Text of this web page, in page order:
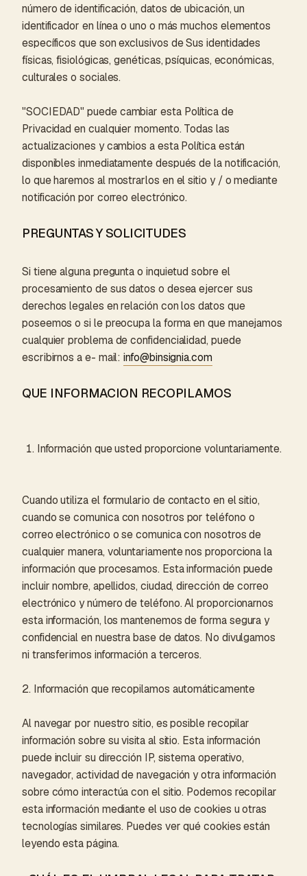
número de identificación, datos de ubicación, un
identificador en línea o uno o más muchos elementos
específicos que son exclusivos de Sus identidades
físicas, fisiológicas, genéticas, psíquicas, económicas,
culturales o sociales.
"SOCIEDAD" puede cambiar esta Política de
Privacidad en cualquier momento. Todas las
actualizaciones y cambios a esta Política están
disponibles inmediatamente después de la notificación,
lo que haremos al mostrarlos en el sitio y / o mediante
notificación por correo electrónico.
PREGUNTAS Y SOLICITUDES
Si tiene alguna pregunta o inquietud sobre el
procesamiento de sus datos o desea ejercer sus
derechos legales en relación con los datos que
poseemos o si le preocupa la forma en que manejamos
cualquier problema de confidencialidad, puede
escribirnos a e- mail:info@binsignia.com
QUE INFORMACION RECOPILAMOS
Información que usted proporcione voluntariamente.
Cuando utiliza el formulario de contacto en el sitio,
cuando se comunica con nosotros por teléfono o
correo electrónico o se comunica con nosotros de
cualquier manera, voluntariamente nos proporciona la
información que procesamos. Esta información puede
incluir nombre, apellidos, ciudad, dirección de correo
electrónico y número de teléfono. Al proporcionarnos
esta información, los mantenemos de forma segura y
confidencial en nuestra base de datos. No divulgamos
ni transferimos información a terceros.
2. Información que recopilamos automáticamente
Al navegar por nuestro sitio, es posible recopilar
información sobre su visita al sitio. Esta información
puede incluir su dirección IP, sistema operativo,
navegador, actividad de navegación y otra información
sobre cómo interactúa con el sitio. Podemos recopilar
esta información mediante el uso de cookies u otras
tecnologías similares. Puedes ver qué cookies están
leyendo esta página.